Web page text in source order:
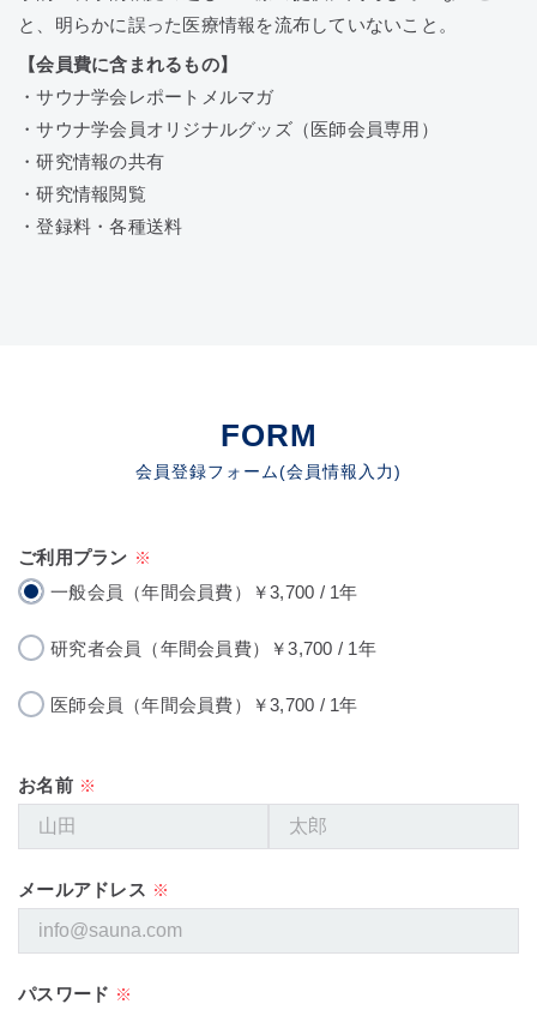
と、明らかに誤った医療情報を流布していないこと。
【会員費に含まれるもの】
・サウナ学会レポートメルマガ
・サウナ学会員オリジナルグッズ（医師会員専用）
・研究情報の共有
・研究情報閲覧
・登録料・各種送料
FORM
会員登録フォーム(会員情報入力)
ご利用プラン ※
一般会員（年間会員費）￥3,700 / 1年
研究者会員（年間会員費）￥3,700 / 1年
医師会員（年間会員費）￥3,700 / 1年
お名前 ※
メールアドレス ※
パスワード ※